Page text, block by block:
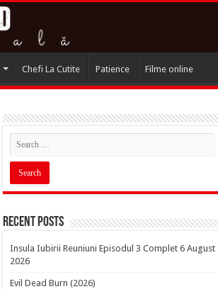
Chefi La Cutite Patience Filme online
Recent Posts
Insula Iubirii Reuniuni Episodul 3 Complet 6 August
2026
Evil Dead Burn (2026)